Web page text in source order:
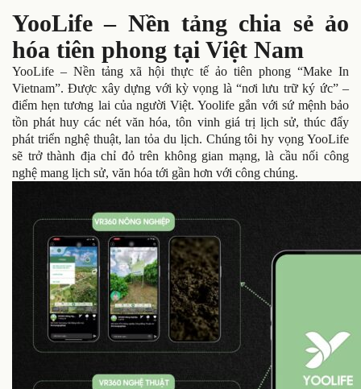
YooLife – Nền tảng chia sẻ ảo
hóa tiên phong tại Việt Nam
YooLife – Nền tảng xã hội thực tế ảo tiên phong “Make In
Vietnam”. Được xây dựng với kỳ vọng là “nơi lưu trữ ký ức” –
điểm hẹn tương lai của người Việt. Yoolife gắn với sứ mệnh bảo
tồn phát huy các nét văn hóa, tôn vinh giá trị lịch sử, thúc đẩy
phát triển nghệ thuật, lan tỏa du lịch. Chúng tôi hy vọng YooLife
sẽ trở thành địa chỉ đỏ trên không gian mạng, là cầu nối công
nghệ mang lịch sử, văn hóa tới gần hơn với công chúng.